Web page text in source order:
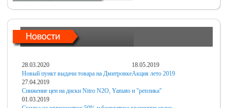
28.03.2020
Новый пункт выдачи товара на Дмитровке
18.05.2019
Акция лето 2019
27.04.2019
Снижение цен на диски Nitro N2O, Yamato и "реплика"
01.03.2019